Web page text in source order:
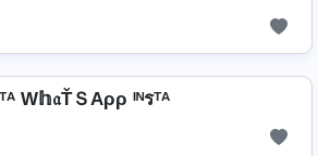
ᵀᴬ W𝕙𝔞ŤＳAρρ ᴵᴺรᵀᴬ